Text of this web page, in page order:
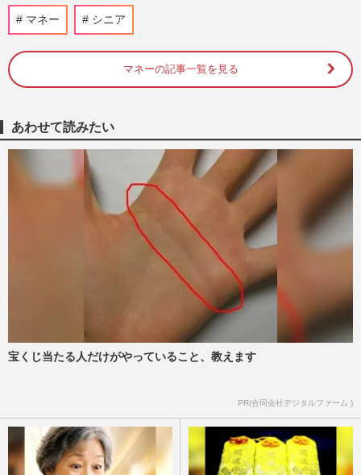
に「昔の歌は聴かない」
週刊女性2026年6月9日・16日号
【50代の喪失感との向き合い方】大切な人
との別れ・悲しみ、猫沢エミと編集者・小
週刊女性2026年3月17日号
【FP監修】病気でお金が心配な人必見！
高額療養費・傷病手当金・高額介護サービ
ス費…知らないと損する公的…
週刊女性2026年3月3日・10日号 2026/2/25
《おひとりさまの安心心得》困る前に知る
べき6つのポイント「お金・入院・認知
症」の不安にも早期の準備を
週刊女性2026年1月20日・27日号 2026/1/11
【獣医師解説】愛犬・愛猫の“終生飼育”を
マネー シニア
マネーの記事一覧を見る
あわせて読みたい
宝くじ当たる人だけがやっていること、教えます
PR(合同会社デジタルファーム )